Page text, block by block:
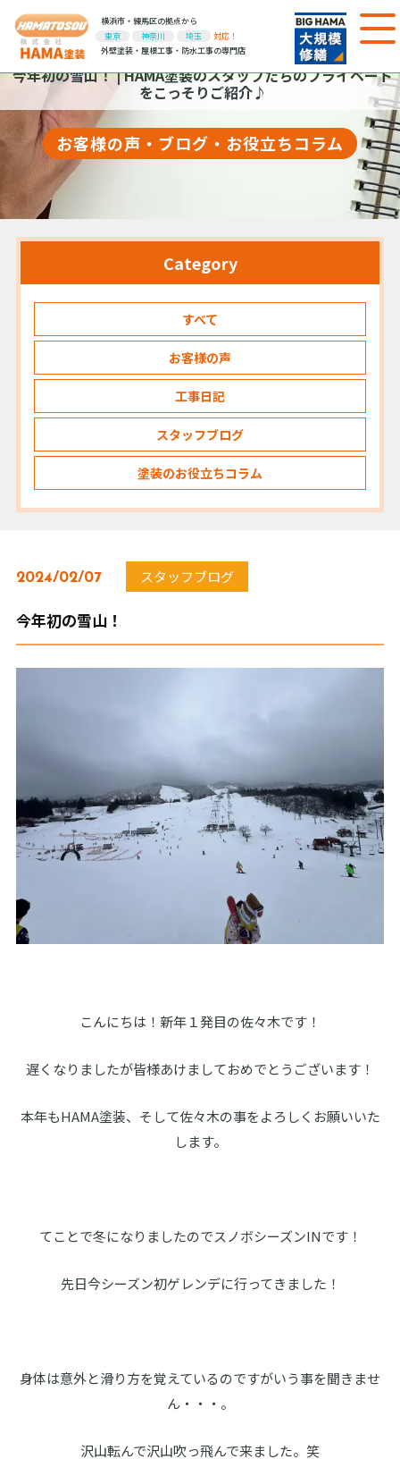
横浜市・練馬区の拠点から
東京
神奈川 埼玉
対応！
外壁塗装・屋根工事・防水工事の専門店
今年初の雪山！ | HAMA塗装のスタッフたちのプライベート
をこっそりご紹介♪
お客様の声・ブログ・お役立ちコラム
Category
すべて
お客様の声
工事日記
スタッフブログ
塗装のお役立ちコラム
2024/02/07 スタッフブログ
今年初の雪山！
こんにちは！新年１発目の佐々木です！
遅くなりましたが皆様あけましておめでとうございます！
本年もHAMA塗装、そして佐々木の事をよろしくお願いいた
します。
てことで冬になりましたのでスノボシーズンINです！
先日今シーズン初ゲレンデに行ってきました！
身体は意外と滑り方を覚えているのですがいう事を聞きませ
ん・・・。
沢山転んで沢山吹っ飛んで来ました。笑